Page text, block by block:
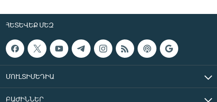
ՀԵՏԵՎԵՔ ՄԵԶ
ՄՈՒԼՏԻՄԵԴԻԱ
ԲԱԺԻՆՆԵՐ